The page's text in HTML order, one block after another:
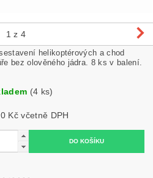
1 z 4
helikoptérových a chod
bez olověného jádra. 8 ks v balení.
(4 ks)
130 Kč včetně DPH